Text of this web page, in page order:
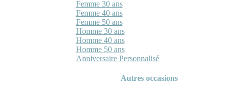
Femme 30 ans
Femme 40 ans
Femme 50 ans
Homme 30 ans
Homme 40 ans
Homme 50 ans
Anniversaire Personnalisé
Autres occasions